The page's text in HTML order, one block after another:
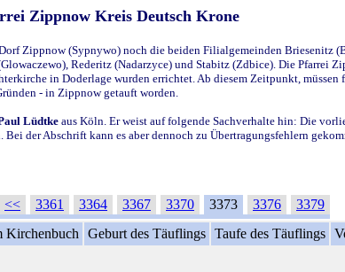
Zippnow Kreis Deutsch Krone
Zippnow (Sypnywo) noch die beiden Filialgemeinden Briesenitz
Rederitz (Nadarzyce) und Stabitz (Zdbice). Die
in Doderlage wurden errichtet. Ab diesem Zeitpunkt,
- in Zippnow getauft worden.
Lüdtke aus Köln. Er weist auf folgende Sachverhalte hin: Die
der Abschrift kann es aber dennoch zu Übertragungsfehlern
<< 3361 3364 3367 3370 3373 3376
3379
Kirchenbuch Geburt des Täuflings Taufe des Täuflings